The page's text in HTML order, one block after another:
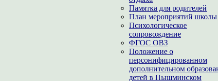
Памятка для родителей
План мероприятий школы
Психологическое
сопровождение
ФГОС ОВЗ
Положение о
персонифицированном
дополнительном
детей в Пышминском